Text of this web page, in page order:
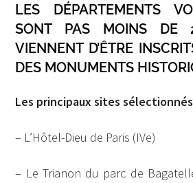
LES DÉPARTEMENTS
SONT PAS MOINS DE
VIENNENT D’ÊTRE
DES MONUMENTS
Les principaux sites
– L’Hôtel-Dieu de Paris (IVe)
– Le Trianon du parc de